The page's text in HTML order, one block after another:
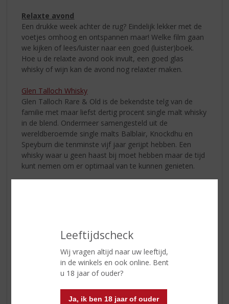
Leeftijdscheck
Wij vragen altijd naar uw leeftijd,
in de winkels en ook online. Bent
u 18 jaar of ouder?
Ja, ik ben 18 jaar of ouder
Relaxte avond
Een drukke week achter de rug? Eindelijk lekker met de
voetjes omhoog en ontspannen maar! Welke film gaan
we kijken of lees/luister naar een goed (luister)boek.
Hoe u de relaxte avond ook invult, een goed glas
whisky of wijn kan de avond nog relaxter maken.
Glen Talloch Whisky
Glen Talloch Rare & Old is de bekendste telg van de
familie met maar liefst dertig procent single malt whisky
in de blend. Ondermeer samengesteld uit de
wereldberoemde single malts Balblair, Knockdhu en
Speyburn die tenminste vijf jaar gerijpt hebben. Een
whisky waar u geen haast bij moet hebben maar de tijd
kunt nemen om er optimaal van te kunnen genieten.
met rijp fruit, fluwelen tannines en een opvallend
krachtige en lange afdronk. Een goede keus voor een
ontspannen avond.
Borrelavond… is tijd voor elkaar en borrelen maar!
borrel klaargemaakt, inclusief bijpassende bier en wijn.